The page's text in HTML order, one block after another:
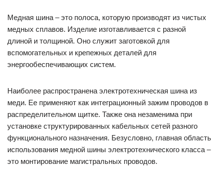
Медная шина – это полоса, которую производят из чистых
медных сплавов. Изделие изготавливается с разной
длиной и толщиной. Оно служит заготовкой для
вспомогательных и крепежных деталей для
энергообеспечивающих систем.
Наиболее распространена электротехническая шина из
меди. Ее применяют как интеграционный зажим проводов в
распределительном щитке. Также она незаменима при
установке структурированных кабельных сетей разного
функционального назначения. Безусловно, главная область
использования медной шины электротехнического класса –
это монтирование магистральных проводов.